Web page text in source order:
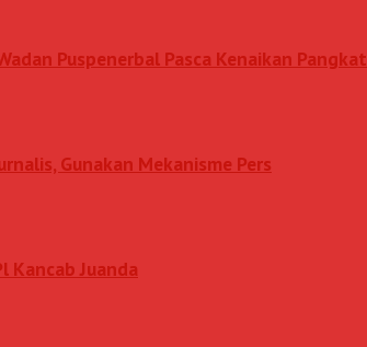
Puspenerbal Pasca Kenaikan Pangkat
Gunakan Mekanisme Pers
Kancab Juanda